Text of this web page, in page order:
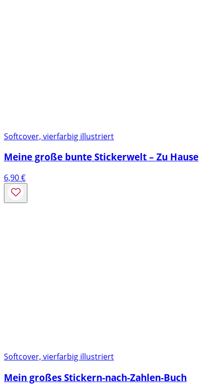
Softcover, vierfarbig illustriert
Meine große bunte Stickerwelt – Zu Hause
6,90€
Softcover, vierfarbig illustriert
Mein großes Stickern-nach-Zahlen-Buch